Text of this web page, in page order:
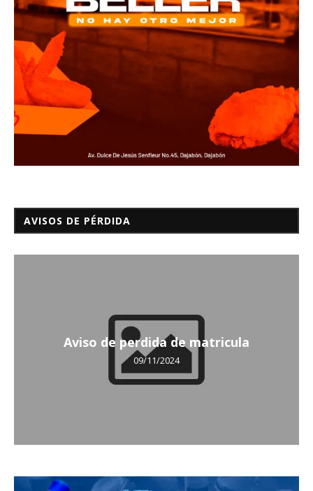
AVISOS DE PÉRDIDA
Aviso de perdida de matricula
09/11/2024